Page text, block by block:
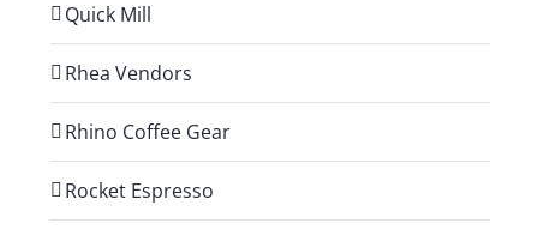
Quick Mill
Rhea Vendors
Rhino Coffee Gear
Rocket Espresso